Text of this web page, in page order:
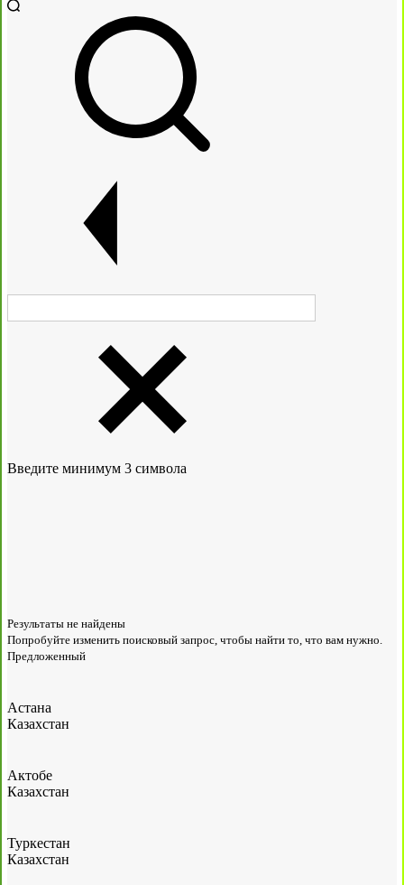
Введите минимум 3 символа
Результаты не найдены
Попробуйте изменить поисковый запрос, чтобы найти то, что вам нужно.
Предложенный
Астана
Казахстан
Актобе
Казахстан
Туркестан
Казахстан